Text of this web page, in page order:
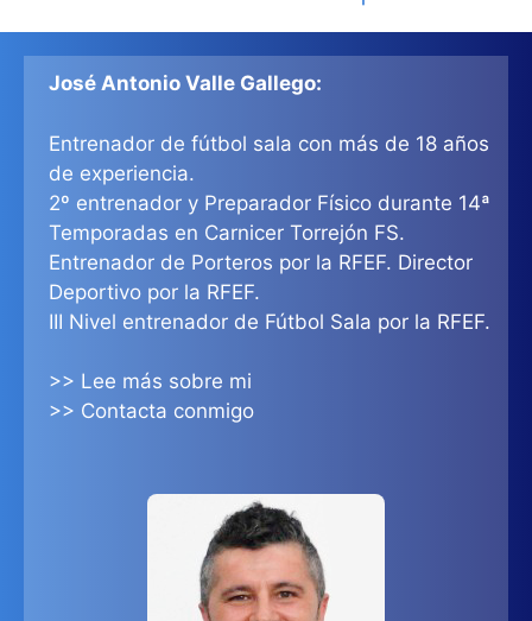
José Antonio Valle Gallego:
Entrenador de fútbol sala con más de 18 años
de experiencia.
2º entrenador y Preparador Físico durante 14ª
Temporadas en Carnicer Torrejón FS.
Entrenador de Porteros por la RFEF. Director
Deportivo por la RFEF.
III Nivel entrenador de Fútbol Sala por la RFEF.
>> Lee más sobre mi
>> Contacta conmigo